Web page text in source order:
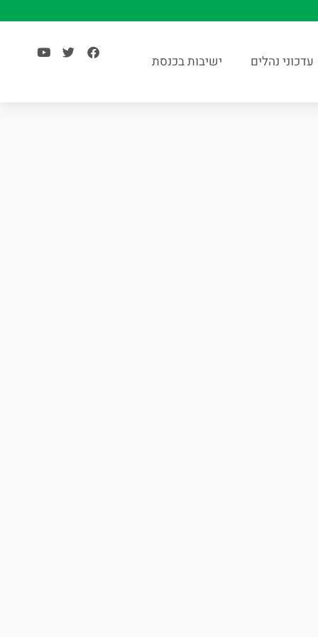
עדכוני נהלים ישיבות בכנסת